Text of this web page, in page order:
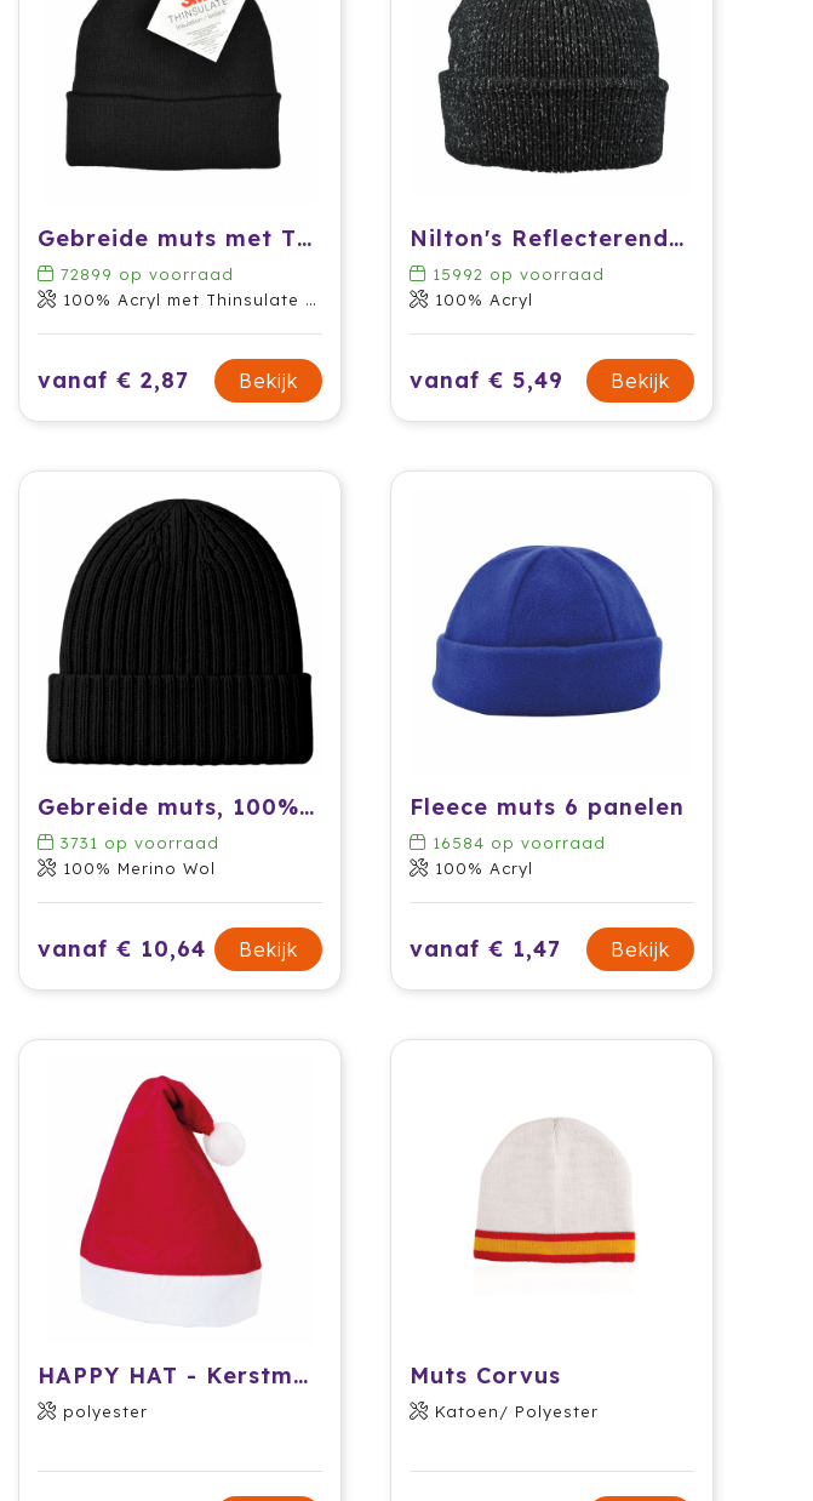
Gebreide muts met Thinsulate
72899 op voorraad
100% Acryl met Thinsulate voering
vanaf € 2,87 Bekijk
Nilton's Reflecterende muts
15992 op voorraad
100% Acryl
vanaf € 5,49 Bekijk
Gebreide muts, 100% Merinowol
3731 op voorraad
100% Merino Wol
vanaf € 10,64 Bekijk
Fleece muts 6 panelen
16584 op voorraad
100% Acryl
vanaf € 1,47 Bekijk
HAPPY HAT - Kerstmuts
polyester
Muts Corvus
Katoen/ Polyester